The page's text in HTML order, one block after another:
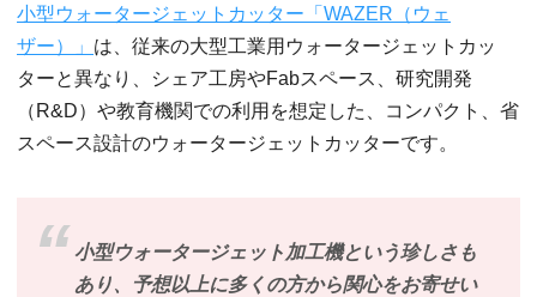
小型ウォータージェットカッター「WAZER（ウェ
ザー）」 は、従来の大型工業用ウォータージェットカッ
ターと異なり、シェア工房やFabスペース、研究開発
（R&D）や教育機関での利用を想定した、コンパクト、省
スペース設計のウォータージェットカッターです。
小型ウォータージェット加工機という珍しさも
あり、予想以上に多くの方から関心をお寄せい